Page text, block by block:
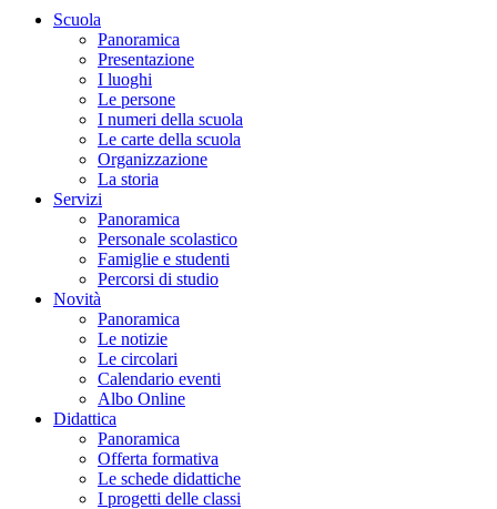
Scuola
Panoramica
Presentazione
I luoghi
Le persone
I numeri della scuola
Le carte della scuola
Organizzazione
La storia
Servizi
Panoramica
Personale scolastico
Famiglie e studenti
Percorsi di studio
Novità
Panoramica
Le notizie
Le circolari
Calendario eventi
Albo Online
Didattica
Panoramica
Offerta formativa
Le schede didattiche
I progetti delle classi